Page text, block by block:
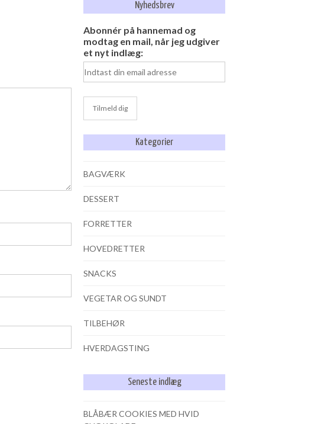
Nyhedsbrev
Abonnér på hannemad og
modtag en mail, når jeg udgiver
et nyt indlæg:
Kategorier
BAGVÆRK
DESSERT
FORRETTER
HOVEDRETTER
SNACKS
VEGETAR OG SUNDT
TILBEHØR
HVERDAGSTING
Seneste indlæg
BLÅBÆR COOKIES MED HVID